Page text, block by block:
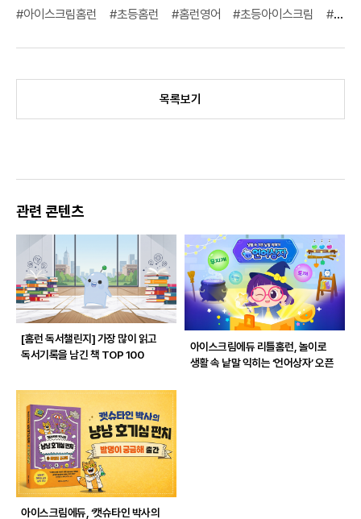
#아이스크림홈런 #초등홈런 #홈런영어 #초등아이스크림 #5학년2학기영어
목록보기
관련 콘텐츠
[홈런 독서챌린지]가장 많이 읽고
독서기록을 남긴 책 TOP 100
아이스크림에듀 리틀홈런, 놀이로
생활 속 낱말 익히는 ‘언어상자’ 오픈
아이스크림에듀, ‘캣슈타인 박사의